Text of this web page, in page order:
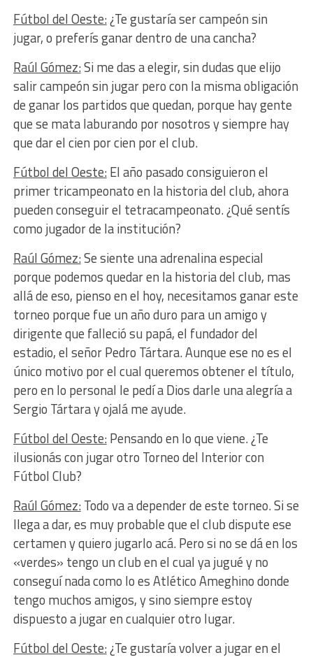
Fútbol del Oeste:¿Te gustaría ser campeón sin
jugar, o preferís ganar dentro de una cancha?
Raúl Gómez:Si me das a elegir, sin dudas que elijo
salir campeón sin jugar pero con la misma obligación
de ganar los partidos que quedan, porque hay gente
que se mata laburando por nosotros y siempre hay
que dar el cien por cien por el club.
Fútbol del Oeste:El año pasado consiguieron el
primer tricampeonato en la historia del club, ahora
pueden conseguir el tetracampeonato. ¿Qué sentís
como jugador de la institución?
Raúl Gómez:Se siente una adrenalina especial
porque podemos quedar en la historia del club, mas
allá de eso, pienso en el hoy, necesitamos ganar este
torneo porque fue un año duro para un amigo y
dirigente que falleció su papá, el fundador del
estadio, el señor Pedro Tártara. Aunque ese no es el
único motivo por el cual queremos obtener el título,
pero en lo personal le pedí a Dios darle una alegría a
Sergio Tártara y ojalá me ayude.
Fútbol del Oeste:Pensando en lo que viene. ¿Te
ilusionás con jugar otro Torneo del Interior con
Fútbol Club?
Raúl Gómez:Todo va a depender de este torneo. Si se
llega a dar, es muy probable que el club dispute ese
certamen y quiero jugarlo acá. Pero si no se dá en los
«verdes» tengo un club en el cual ya jugué y no
conseguí nada como lo es Atlético Ameghino donde
tengo muchos amigos, y sino siempre estoy
dispuesto a jugar en cualquier otro lugar.
Fútbol del Oeste:¿Te gustaría volver a jugar en el